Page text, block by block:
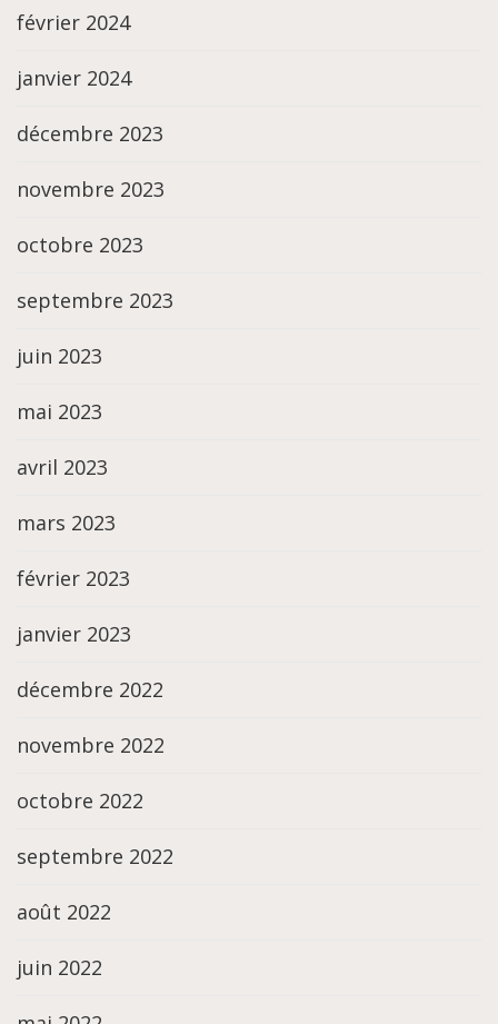
février 2024
janvier 2024
décembre 2023
novembre 2023
octobre 2023
septembre 2023
juin 2023
mai 2023
avril 2023
mars 2023
février 2023
janvier 2023
décembre 2022
novembre 2022
octobre 2022
septembre 2022
août 2022
juin 2022